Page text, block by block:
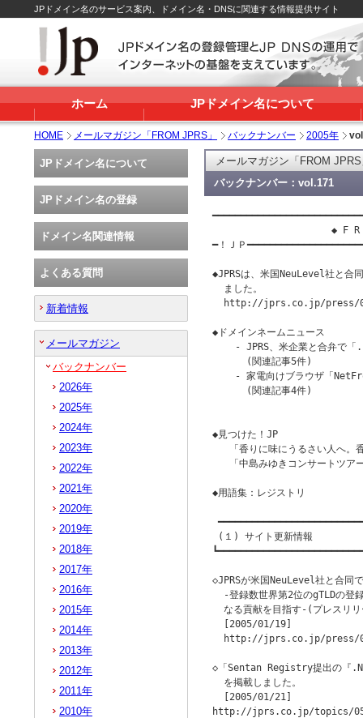
JPドメイン名のサービス案内、ドメイン名・DNSに関連する情報提供サイト
ホーム JPドメイン名について
HOME メールマガジン「FROM JPRS」 バックナンバー 2005年
メールマガジン「FROM
バックナンバー：vol.171
◆ F
━！ＪＰ
◆JPRSは、米国NeuLevel社と合
  ました。
http://jprs.co.jp/press/
◆ドメインネームニュース
- JPRS、米企業と合弁で「
      (関連記事5件)
- 家電向けブラウザ「
      (関連記事4件)
◆見つけた！JP
「香りに味にうるさい人へ。
「中島みゆきコンサートツア
◆用語集：レジストリ
(１) サイト更新情報
◇JPRSが米国NeuLevel社と合同
‐登録数世界第2位のgTLDの登
なる貢献を目指す‐(プレスリ
  [2005/01/19]
http://jprs.co.jp/press/
◇「Sentan Registry提出の『
  を掲載しました。
  [2005/01/21]
http://jprs.co.jp/topics/
JPドメイン名について
JPドメイン名の登録
ドメイン名関連情報
よくある質問
新着情報
メールマガジン
バックナンバー
2026年
2025年
2024年
2023年
2022年
2021年
2020年
2019年
2018年
2017年
2016年
2015年
2014年
2013年
2012年
2011年
2010年